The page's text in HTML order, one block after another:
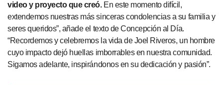
video y proyecto que creó. En este momento difícil,
extendemos nuestras más sinceras condolencias a su familia y
seres queridos”, añade el texto de Concepción al Día.
“Recordemos y celebremos la vida de Joel Riveros, un hombre
cuyo impacto dejó huellas imborrables en nuestra comunidad.
Sigamos adelante, inspirándonos en su dedicación y pasión”.